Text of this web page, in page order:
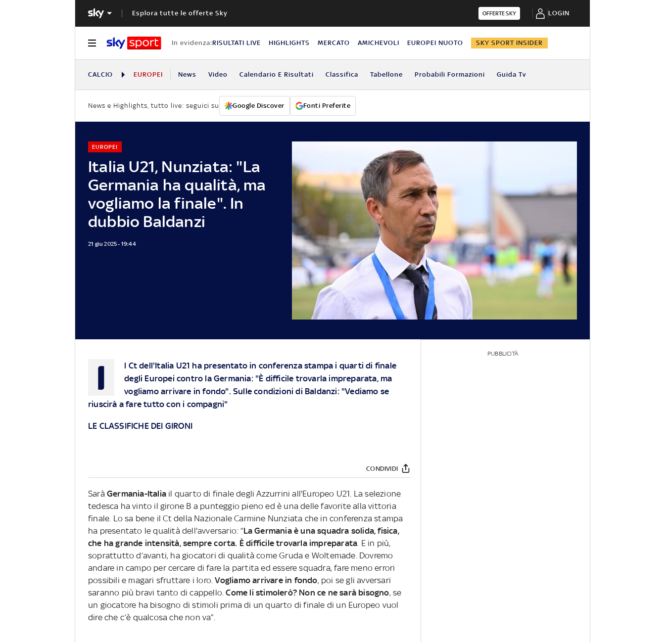
Esplora tutte le offerte Sky OFFERTE SKY LOGIN
In evidenza:RISULTATI LIVE HIGHLIGHTS MERCATO AMICHEVOLI EUROPEI NUOTO SKY SPORT INSIDER
CALCIO EUROPEI News Video Calendario E Risultati Classifica Tabellone Probabili Formazioni Guida Tv
News e Highlights, tutto live: seguici su Google Discover Fonti Preferite
Italia U21, Nunziata: "La
Germania ha qualità, ma
vogliamo la finale". In
dubbio Baldanzi
EUROPEI
21 giu 2025 - 19:44
I
l Ct dell'Italia U21 ha presentato in conferenza stampa i quarti di finale
degli Europei contro la Germania: "È difficile trovarla impreparata, ma
vogliamo arrivare in fondo". Sulle condizioni di Baldanzi: "Vediamo se
riuscirà a fare tutto con i compagni"
LE CLASSIFICHE DEI GIRONI
CONDIVIDI
Sarà Germania-Italia il quarto di finale degli Azzurrini all'Europeo U21. La selezione
tedesca ha vinto il girone B a punteggio pieno ed è una delle favorite alla vittoria
finale. Lo sa bene il Ct della Nazionale Carmine Nunziata che in conferenza stampa
ha presentato le qualità dell'avversario: “La Germania è una squadra solida, fisica,
che ha grande intensità, sempre corta. È difficile trovarla impreparata. E in più,
soprattutto d’avanti, ha giocatori di qualità come Gruda e Woltemade. Dovremo
andare in campo per cercare di fare la partita ed essere squadra, fare meno errori
possibili e magari sfruttare i loro.Vogliamo arrivare in fondo, poi se gli avversari
saranno più bravi tanto di cappello.Come li stimolerò? Non ce ne sarà bisogno, se
un giocatore ha bisogno di stimoli prima di un quarto di finale di un Europeo vuol
dire che c’è qualcosa che non va”.
PUBBLICITÀ